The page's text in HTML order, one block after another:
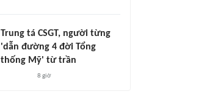
Trung tá CSGT, người từng
'dẫn đường 4 đời Tổng
thống Mỹ' từ trần
8 giờ